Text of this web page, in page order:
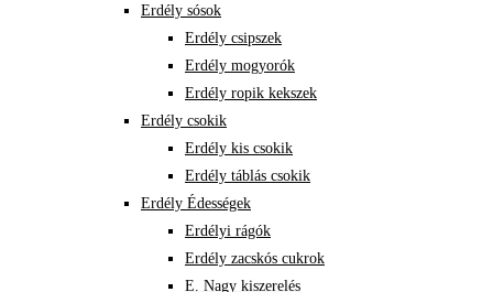
Erdély sósok
Erdély csipszek
Erdély mogyorók
Erdély ropik kekszek
Erdély csokik
Erdély kis csokik
Erdély táblás csokik
Erdély Édességek
Erdélyi rágók
Erdély zacskós cukrok
E. Nagy kiszerelés